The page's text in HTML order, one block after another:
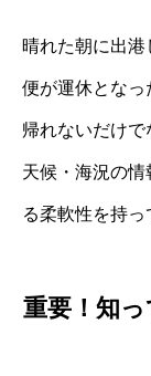
晴れた朝に出
便が運休となっ
帰れないだけで
天候・海況の
る柔軟性を持っ
重要！知